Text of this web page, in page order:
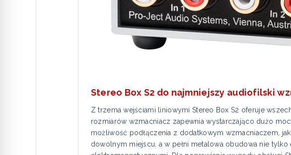
Stereo Box S2 do najmniejszy audiofilski
Z trzema wejściami liniowymi Stereo Box S2 oferuje
rozmiarów wzmacniacz zapewnia wystarczająco dużo
możliwość podłączenia z dodatkowym wzmacniaczem,
dowolnym miejscu, a w pełni metalowa obudowa nie